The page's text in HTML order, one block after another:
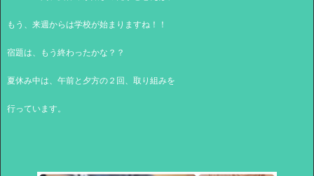
もう、来週からは学校が始まりますね！！
宿題は、もう終わったかな？？
夏休み中は、午前と夕方の２回、取り組みを
行っています。